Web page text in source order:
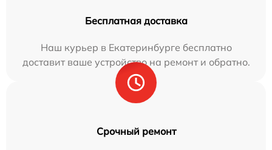
Бесплатная доставка
Наш курьер в Екатеринбурге бесплатно
доставит ваше устройство на ремонт и обратно.
Срочный ремонт